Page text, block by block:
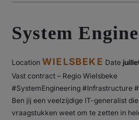
System
Location WIELSBEKE Date
Vast contract – Regio Wielsbeke
#SystemEngineering #Infrastructure
Ben jij een veelzijdige IT-generalist
vraagstukken weet om te zetten in